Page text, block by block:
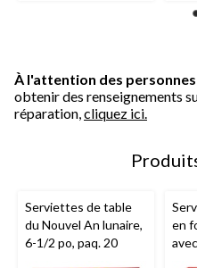
À l'attention des
obtenir des renseignements
réparation, cliquez ici.
Serviettes de table
du Nouvel An lunaire,
6-1/2 po, paq. 20
en